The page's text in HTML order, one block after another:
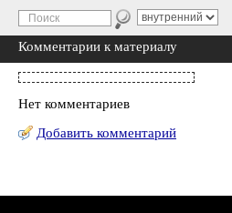
Комментарии к материалу
Нет комментариев
Добавить комментарий